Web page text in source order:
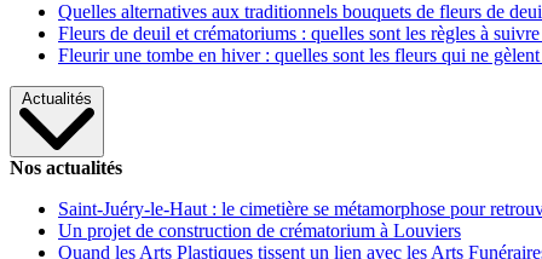
Quelles alternatives aux traditionnels bouquets de fleurs de
Fleurs de deuil et crématoriums : quelles sont les règles à
Fleurir une tombe en hiver : quelles sont les fleurs qui ne gèlent
Actualités
Nos actualités
Saint-Juéry-le-Haut : le cimetière se métamorphose pour
Un projet de construction de crématorium à Louviers
Quand les Arts Plastiques tissent un lien avec les Arts